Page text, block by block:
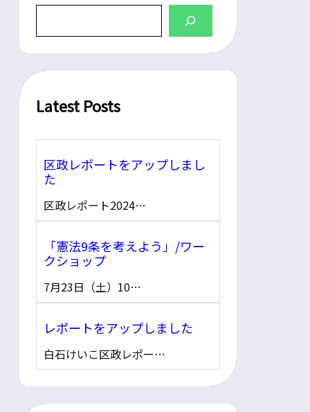
a
c
Latest Posts
区政レポートをアップしまし
た
区政レポート2024…
「憲法9条を考えよう」/ワー
クショップ
7月23日（土）10…
レポートをアップしました
白石けいこ区政レポー…